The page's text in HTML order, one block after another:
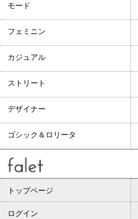
モード
フェミニン
カジュアル
ストリート
デザイナー
ゴシック＆ロリータ
トップページ
ログイン